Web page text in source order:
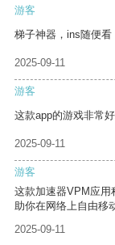
游客
梯子神器，ins随便看
2025-09-11
游客
这款app的游戏非常
2025-09-11
游客
这款加速器VPM应用
助你在网络上自由移
2025-09-11